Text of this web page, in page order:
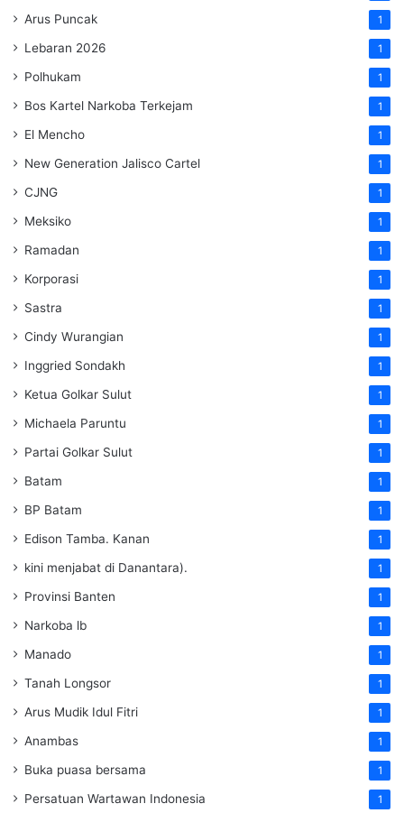
Arus Puncak 1
Lebaran 2026 1
Polhukam 1
Bos Kartel Narkoba Terkejam 1
El Mencho 1
New Generation Jalisco Cartel 1
CJNG 1
Meksiko 1
Ramadan 1
Korporasi 1
Sastra 1
Cindy Wurangian 1
Inggried Sondakh 1
Ketua Golkar Sulut 1
Michaela Paruntu 1
Partai Golkar Sulut 1
Batam 1
BP Batam 1
Edison Tamba. Kanan 1
kini menjabat di Danantara). 1
Provinsi Banten 1
Narkoba lb 1
Manado 1
Tanah Longsor 1
Arus Mudik Idul Fitri 1
Anambas 1
Buka puasa bersama 1
Persatuan Wartawan Indonesia 1